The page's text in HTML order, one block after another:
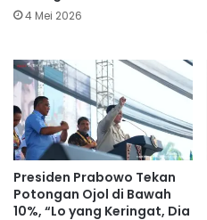
4 Mei 2026
Presiden Prabowo Tekan
Potongan Ojol di Bawah
10%, “Lo yang Keringat, Dia